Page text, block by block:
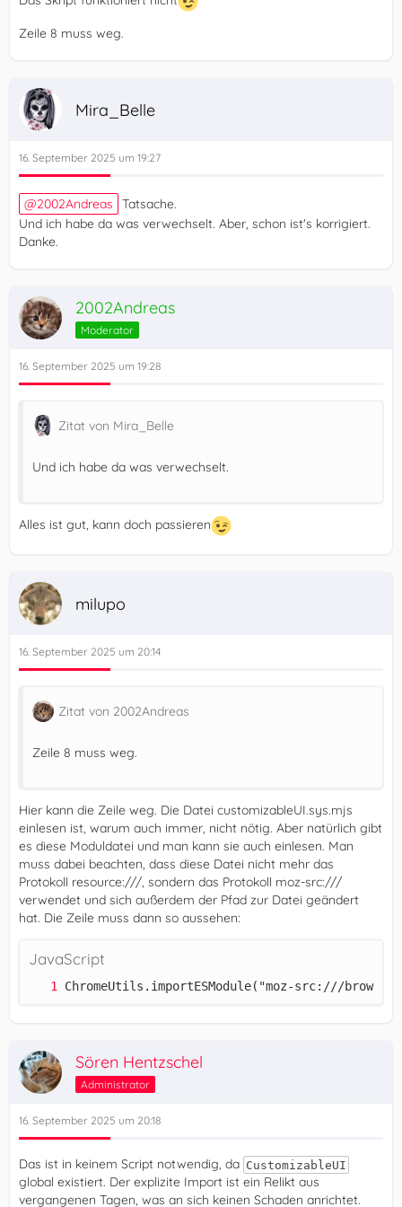
Zeile 8 muss weg.
Mira_Belle
16. September 2025 um 19:27
2002Andreas
Tatsache.
Und ich habe da was verwechselt. Aber, schon ist's korrigiert.
Danke.
2002Andreas
Moderator
16. September 2025 um 19:28
Zitat von Mira_Belle
Und ich habe da was verwechselt.
Alles ist gut, kann doch passieren
milupo
16. September 2025 um 20:14
Zitat von 2002Andreas
Zeile 8 muss weg.
Hier kann die Zeile weg. Die Datei customizableUI.sys.mjs
einlesen ist, warum auch immer, nicht nötig. Aber natürlich gibt
es diese Moduldatei und man kann sie auch einlesen. Man
muss dabei beachten, dass diese Datei nicht mehr das
Protokoll resource:///, sondern das Protokoll moz-src:///
verwendet und sich außerdem der Pfad zur Datei geändert
hat. Die Zeile muss dann so aussehen:
JavaScript
ChromeUtils.importESModule("moz-src:///
Sören Hentzschel
Administrator
16. September 2025 um 20:18
Das ist in keinem Script notwendig, da CustomizableUI
global existiert. Der explizite Import ist ein Relikt aus
vergangenen Tagen, was an sich keinen Schaden anrichtet.